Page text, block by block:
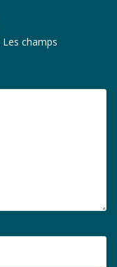
Les champs